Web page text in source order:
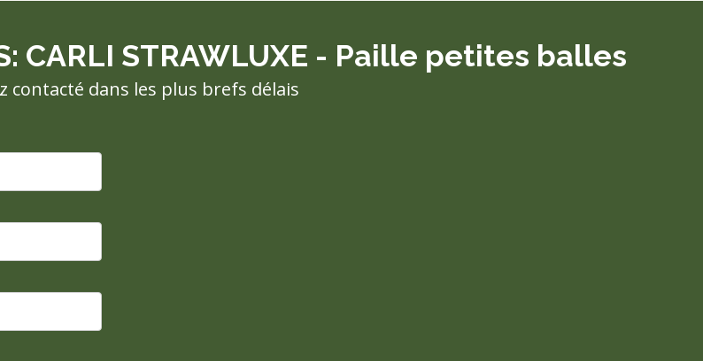
CARLI STRAWLUXE - Paille petites balles
contacté dans les plus brefs délais